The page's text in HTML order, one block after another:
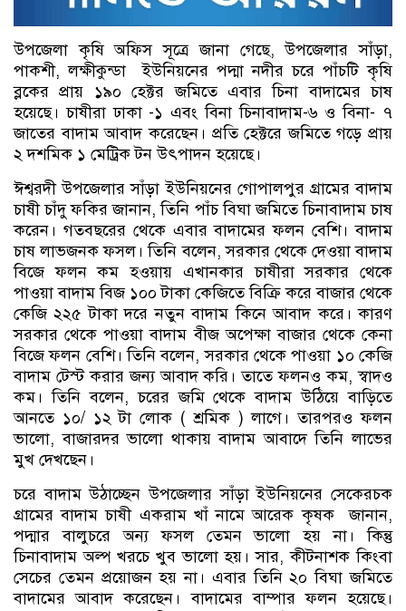
উপজেলা কৃষি অফিস সূত্রে জানা গেছে, উপজেলার সাঁড়া,
পাকশী, লক্ষীকুন্ডা ইউনিয়নের পদ্মা নদীর চরে পাঁচটি কৃষি
ব্লকের প্রায় ১৯০ হেক্টর জমিতে এবার চিনা বাদামের চাষ
হয়েছে। চাষীরা ঢাকা -১ এবং বিনা চিনাবাদাম-৬ ও বিনা- ৭
জাতের বাদাম আবাদ করেছেন। প্রতি হেক্টরে জমিতে গড়ে প্রায়
২ দশমিক ১ মেট্রিক টন উৎপাদন হয়েছে।
ঈশ্বরদী উপজেলার সাঁড়া ইউনিয়নের গোপালপুর গ্রামের বাদাম
চাষী চাঁদু ফকির জানান, তিনি পাঁচ বিঘা জমিতে চিনাবাদাম চাষ
করেন। গতবছরের থেকে এবার বাদামের ফলন বেশি। বাদাম
চাষ লাভজনক ফসল। তিনি বলেন, সরকার থেকে দেওয়া বাদাম
বিজে ফলন কম হওয়ায় এখানকার চাষীরা সরকার থেকে
পাওয়া বাদাম বিজ ১০০ টাকা কেজিতে বিক্রি করে বাজার থেকে
কেজি ২২৫ টাকা দরে নতুন বাদাম কিনে আবাদ করে। কারণ
সরকার থেকে পাওয়া বাদাম বীজ অপেক্ষা বাজার থেকে কেনা
বিজে ফলন বেশি। তিনি বলেন, সরকার থেকে পাওয়া ১০ কেজি
বাদাম টেস্ট করার জন্য আবাদ করি। তাতে ফলনও কম, স্বাদও
কম। তিনি বলেন, চরের জমি থেকে বাদাম উঠিয়ে বাড়িতে
আনতে ১০/ ১২ টা লোক ( শ্রমিক ) লাগে। তারপরও ফলন
ভালো, বাজারদর ভালো থাকায় বাদাম আবাদে তিনি লাভের
মুখ দেখছেন।
চরে বাদাম উঠাচ্ছেন উপজেলার সাঁড়া ইউনিয়নের সেকেরচক
গ্রামের বাদাম চাষী একরাম খাঁ নামে আরেক কৃষক জানান,
পদ্মার বালুচরে অন্য ফসল তেমন ভালো হয় না। কিন্তু
চিনাবাদাম অল্প খরচে খুব ভালো হয়। সার, কীটনাশক কিংবা
সেচের তেমন প্রয়োজন হয় না। এবার তিনি ২০ বিঘা জমিতে
বাদামের আবাদ করেছেন। বাদামের বাম্পার ফলন হয়েছে।